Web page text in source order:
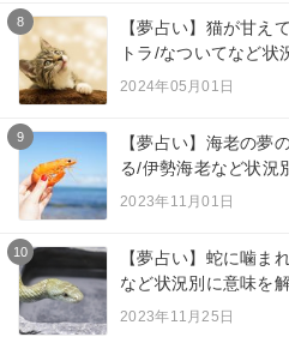
8
【夢占い】猫が甘え
トラ/なついてなど状
2024年05月01日
9
【夢占い】海老の夢
る/伊勢海老など状況
2023年11月01日
10
【夢占い】蛇に噛ま
など状況別に意味を
2023年11月25日